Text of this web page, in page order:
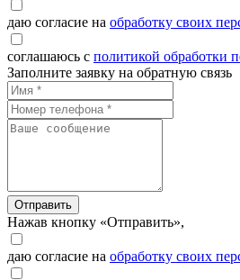
даю согласие на обработку своих
соглашаюсь с политикой обработки
Заполните заявку на обратную связь
Отправить
Нажав кнопку «Отправить»,
даю согласие на обработку своих